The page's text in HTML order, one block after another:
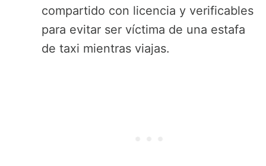
compartido con licencia y verificables
para evitar ser víctima de una estafa
de taxi mientras viajas.